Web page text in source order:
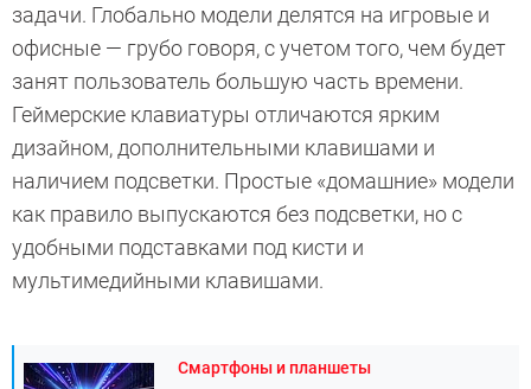
задачи. Глобально модели делятся на игровые и
офисные — грубо говоря, с учетом того, чем будет
занят пользователь большую часть времени.
Геймерские клавиатуры отличаются ярким
дизайном, дополнительными клавишами и
наличием подсветки. Простые «домашние» модели
как правило выпускаются без подсветки, но с
удобными подставками под кисти и
мультимедийными клавишами.
Смартфоны и планшеты